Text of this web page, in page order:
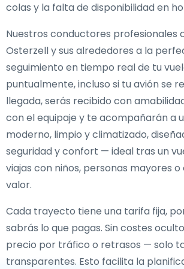
colas y la falta de disponibilidad en
Nuestros conductores profesionales
Osterzell y sus alrededores a la
seguimiento en tiempo real de tu
puntualmente, incluso si tu avión se
llegada, serás recibido con
con el equipaje y te acompañarán a
moderno, limpio y climatizado,
seguridad y confort — ideal tras un
viajas con niños, personas mayores
valor.
Cada trayecto tiene una tarifa fija,
sabrás lo que pagas. Sin costes
precio por tráfico o retrasos — solo
transparentes. Esto facilita la